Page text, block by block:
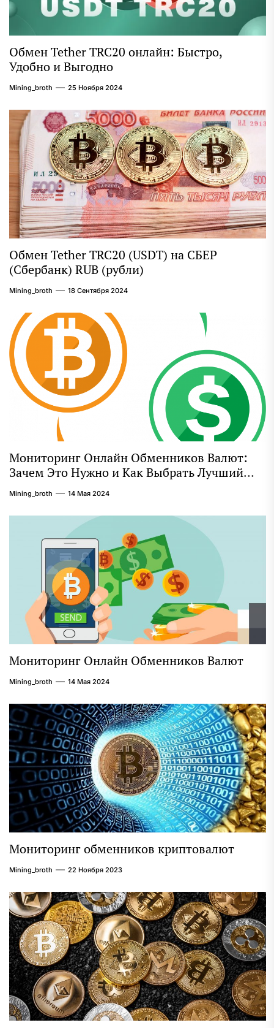
Обмен Tether TRC20 онлайн: Быстро,
Удобно и Выгодно
Mining_broth 25 Ноября 2024
Обмен Tether TRC20 (USDT) на СБЕР
(Сбербанк) RUB (рубли)
Mining_broth 18 Сентября 2024
Мониторинг Онлайн Обменников Валют:
Зачем Это Нужно и Как Выбрать Лучший
Сервис
Mining_broth 14 Мая 2024
Мониторинг Онлайн Обменников Валют
Mining_broth 14 Мая 2024
Мониторинг обменников криптовалют
Mining_broth 22 Ноября 2023